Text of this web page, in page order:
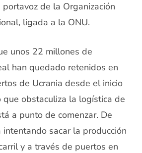
portavoz de la Organización
ligada a la ONU.
unos 22 millones de
han quedado retenidos en
de Ucrania desde el inicio
obstaculiza la logística de
a punto de comenzar. De
intentando sacar la producción
y a través de puertos en